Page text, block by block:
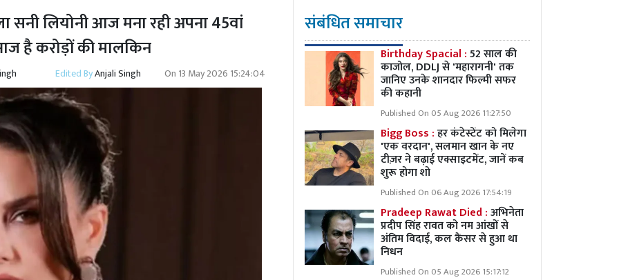
सनी लियोनी आज मना रही अपना 45वां
है करोड़ों की मालकिन
Edited ByAnjali Singh On 13 May 2026 15:24:04
संबंधित समाचार
Birthday Spacial :52 साल की
काजोल, DDLJ से 'महारागनी' तक
जानिए उनके शानदार फिल्मी सफर
की कहानी
Published On 05 Aug 2026 11:27:50
Bigg Boss :हर कंटेस्टेंट को मिलेगा
'एक वरदान', सलमान खान के नए
टीज़र ने बढ़ाई एक्साइटमेंट, जानें कब
शुरू होगा शो
Published On 06 Aug 2026 17:54:19
Pradeep Rawat Died :अभिनेता
प्रदीप सिंह रावत को नम आंखों से
अंतिम विदाई, कल कैंसर से हुआ था
निधन
Published On 05 Aug 2026 15:17:12